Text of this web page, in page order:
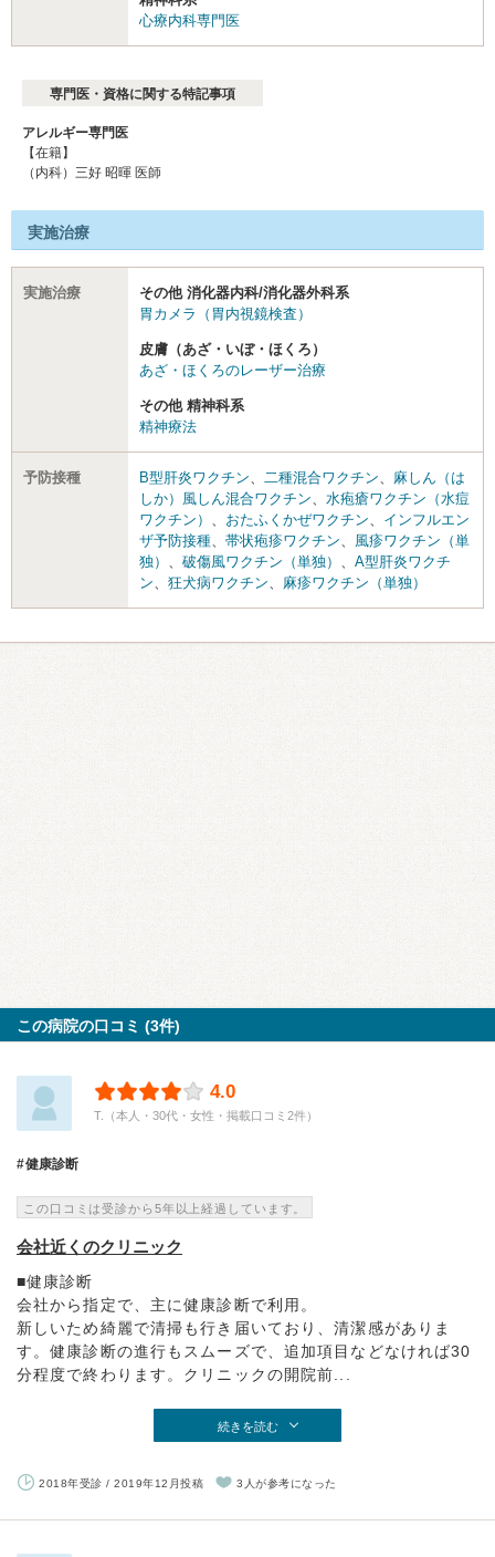
心療内科専門医
専門医・資格に関する特記事項
アレルギー専門医
【在籍】
（内科）三好 昭暉 医師
実施治療
実施治療
その他 消化器内科/消化器外科系
胃カメラ（胃内視鏡検査）
皮膚（あざ・いぼ・ほくろ）
あざ・ほくろのレーザー治療
その他 精神科系
精神療法
予防接種 B型肝炎ワクチン 二種混合ワクチン
麻しん（は
しか）風しん混合ワクチン
水疱瘡ワクチン（水痘
ワクチン）
おたふくかぜワクチン
インフルエン
ザ予防接種
帯状疱疹ワクチン
風疹ワクチン（単
独）
破傷風ワクチン（単独）
A型肝炎ワクチ
ン
狂犬病ワクチン 麻疹ワクチン（単独）
この病院の口コミ (3件)
4.0
T.（本人・30代・女性・掲載口コミ2件）
健康診断
この口コミは受診から5年以上経過しています。
会社近くのクリニック
■健康診断
会社から指定で、主に健康診断で利用。
新しいため綺麗で清掃も行き届いており、清潔感がありま
す。健康診断の進行もスムーズで、追加項目などなければ30
分程度で終わります。クリニックの開院前...
続きを読む
2018年受診 / 2019年12月投稿 3人が参考になった